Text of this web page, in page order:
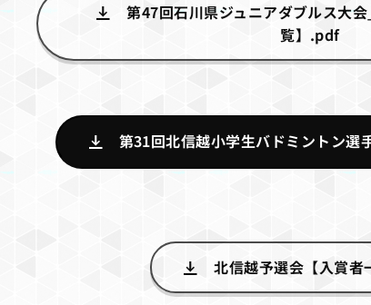
第47回石川県ジュニアダブルス大
覧】.pdf
第31回北信越小学生バドミントン
北信越予選会【入賞